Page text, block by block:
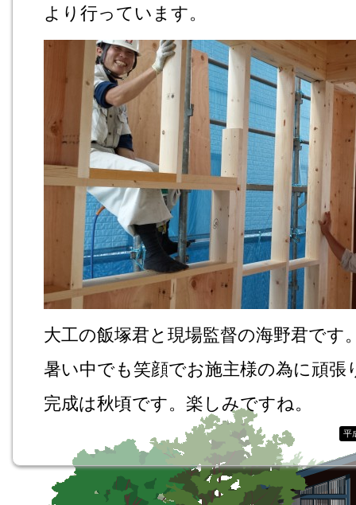
より行っています。
大工の飯塚君と現場監督の海野君です
暑い中でも笑顔でお施主様の為に頑張
完成は秋頃です。楽しみですね。
平